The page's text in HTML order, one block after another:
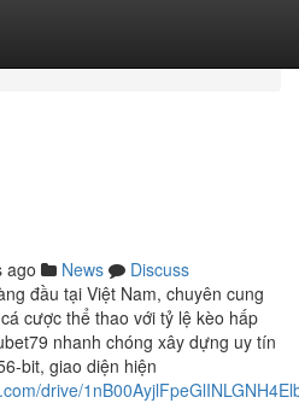
ago News
Discuss
đầu tại Việt Nam, chuyên cung
cược thể thao với tỷ lệ kèo hấp
nhanh chóng xây dựng uy tín
bit, giao diện hiện
drive/